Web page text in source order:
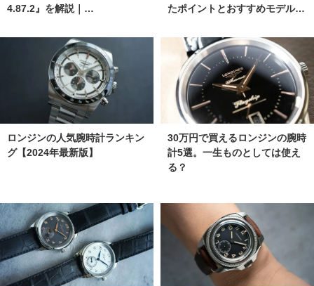
4.87.2』を解説｜…
たポイントとおすすめモデル…
ロンジンの人気腕時計ランキン
グ【2024年最新版】
30万円で買えるロンジンの腕時
計5選。一生ものとしては使え
る？